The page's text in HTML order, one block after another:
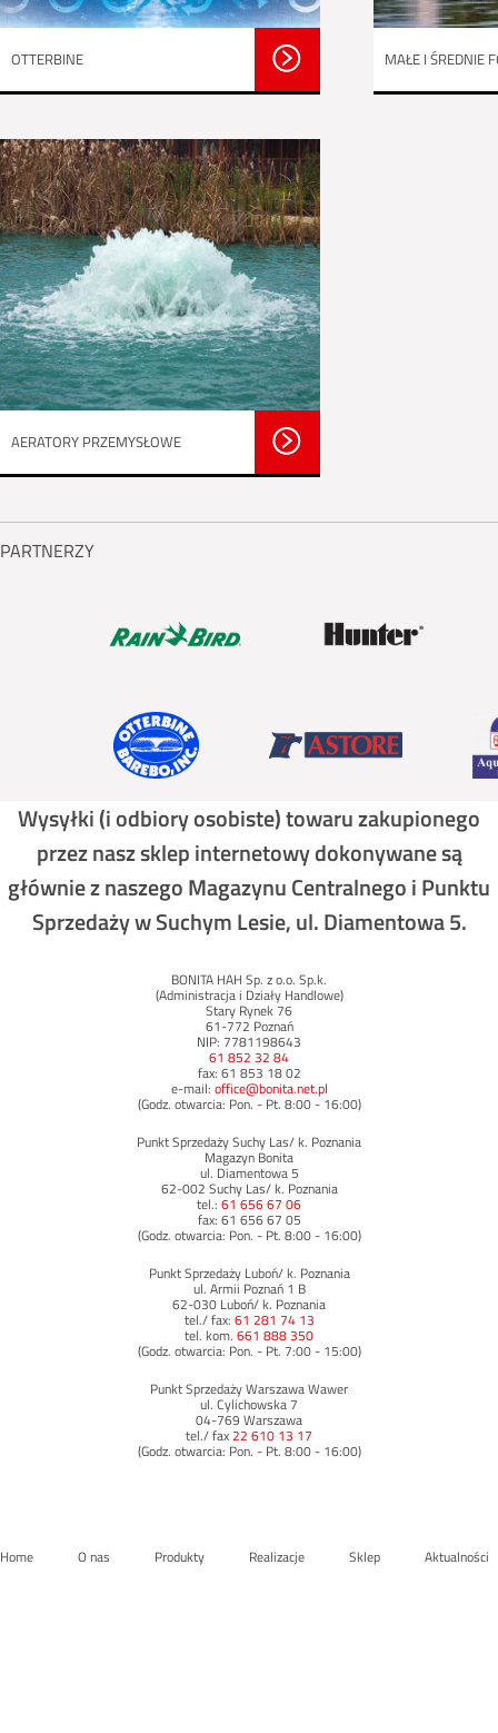
OTTERBINE MAŁE I ŚREDNIE
AERATORY PRZEMYSŁOWE
PARTNERZY
Wysyłki (i odbiory osobiste) towaru zakupionego
przez nasz sklep internetowy dokonywane są
głównie z naszego Magazynu Centralnego i Punktu
Sprzedaży w Suchym Lesie, ul. Diamentowa 5.
BONITA HAH Sp. z o.o. Sp.k.
(Administracja i Działy Handlowe)
Stary Rynek 76
61-772 Poznań
NIP: 7781198643
61 852 32 84
fax: 61 853 18 02
e-mail: office@bonita.net.pl
(Godz. otwarcia: Pon. - Pt. 8:00 - 16:00)
Punkt Sprzedaży Suchy Las/ k. Poznania
Magazyn Bonita
ul. Diamentowa 5
62-002 Suchy Las/ k. Poznania
tel.: 61 656 67 06
fax: 61 656 67 05
(Godz. otwarcia: Pon. - Pt. 8:00 - 16:00)
Punkt Sprzedaży Luboń/ k. Poznania
ul. Armii Poznań 1 B
62-030 Luboń/ k. Poznania
tel./ fax: 61 281 74 13
tel. kom. 661 888 350
(Godz. otwarcia: Pon. - Pt. 7:00 - 15:00)
Punkt Sprzedaży Warszawa Wawer
ul. Cylichowska 7
04-769 Warszawa
tel./ fax22 610 13 17
(Godz. otwarcia: Pon. - Pt. 8:00 - 16:00)
Home O nas Produkty Realizacje Sklep Aktualności